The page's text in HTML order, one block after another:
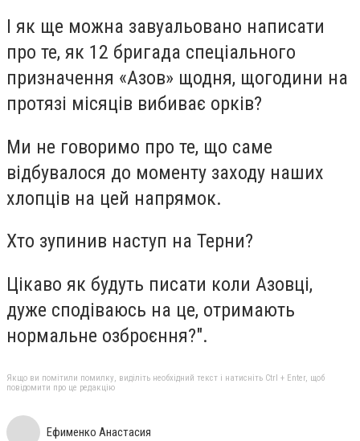
І як ще можна завуальовано написати
про те, як 12 бригада спеціального
призначення «Азов» щодня, щогодини на
протязі місяців вибиває орків?
Ми не говоримо про те, що саме
відбувалося до моменту заходу наших
хлопців на цей напрямок.
Хто зупинив наступ на Терни?
Цікаво як будуть писати коли Азовці,
дуже сподіваюсь на це, отримають
нормальне озброєння?".
Якщо ви помітили помилку, виділіть необхідний текст і натисніть Ctrl + Enter, щоб
повідомити про це редакцію
Ефименко Анастасия